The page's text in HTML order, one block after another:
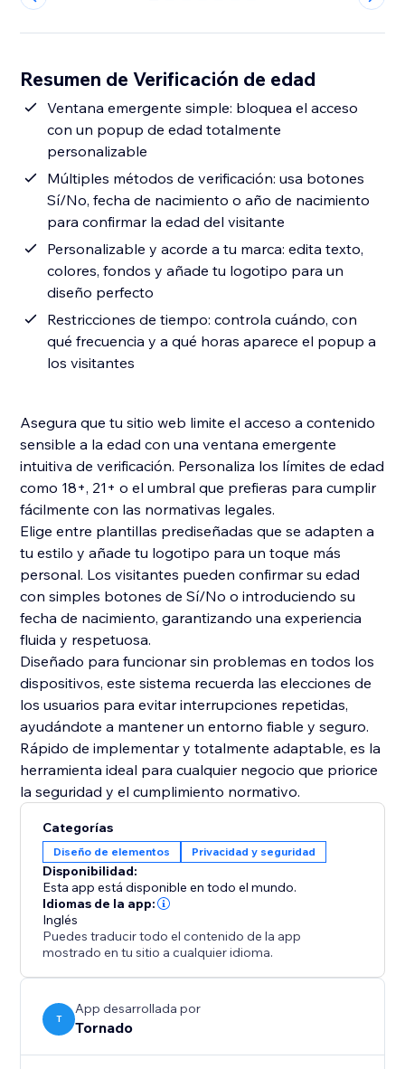
0 1 2 3 4 5 6
Resumen de Verificación de edad
Ventana emergente simple: bloquea el acceso
con un popup de edad totalmente
personalizable
Múltiples métodos de verificación: usa botones
Sí/No, fecha de nacimiento o año de nacimiento
para confirmar la edad del visitante
Personalizable y acorde a tu marca: edita texto,
colores, fondos y añade tu logotipo para un
diseño perfecto
Restricciones de tiempo: controla cuándo, con
qué frecuencia y a qué horas aparece el popup a
los visitantes
Asegura que tu sitio web limite el acceso a contenido
sensible a la edad con una ventana emergente
intuitiva de verificación. Personaliza los límites de edad
como 18+, 21+ o el umbral que prefieras para cumplir
fácilmente con las normativas legales.
Elige entre plantillas prediseñadas que se adapten a
tu estilo y añade tu logotipo para un toque más
personal. Los visitantes pueden confirmar su edad
con simples botones de Sí/No o introduciendo su
fecha de nacimiento, garantizando una experiencia
fluida y respetuosa.
Diseñado para funcionar sin problemas en todos los
dispositivos, este sistema recuerda las elecciones de
los usuarios para evitar interrupciones repetidas,
ayudándote a mantener un entorno fiable y seguro.
Rápido de implementar y totalmente adaptable, es la
herramienta ideal para cualquier negocio que priorice
la seguridad y el cumplimiento normativo.
Categorías
Diseño de elementos Privacidad y seguridad
Disponibilidad:
Esta app está disponible en todo el mundo.
Idiomas de la app:
Inglés
Puedes traducir todo el contenido de la app
mostrado en tu sitio a cualquier idioma.
T
App desarrollada por
Tornado